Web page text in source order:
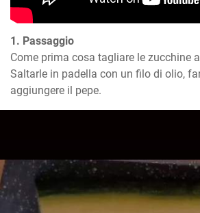
1. Passaggio
Come prima cosa tagliare le zucchine
Saltarle in padella con un filo di olio,
aggiungere il pepe.